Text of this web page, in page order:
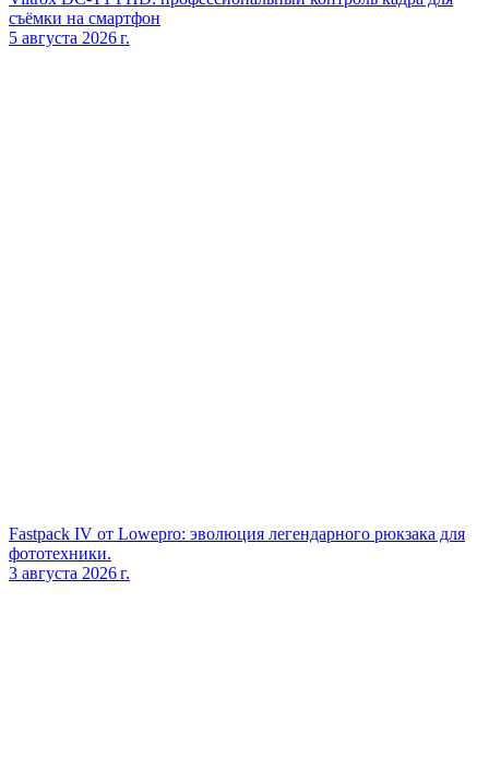
съёмки на смартфон
5 августа 2026 г.
Fastpack IV от Lowepro: эволюция легендарного рюкзака для
фототехники.
3 августа 2026 г.